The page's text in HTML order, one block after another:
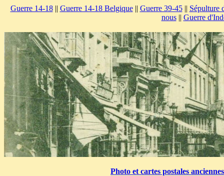
Guerre 14-18|| Guerre 14-18 Belgique|| Guerre 39-45|| Sépulture
nous|| Guerre
Photo et cartes postales